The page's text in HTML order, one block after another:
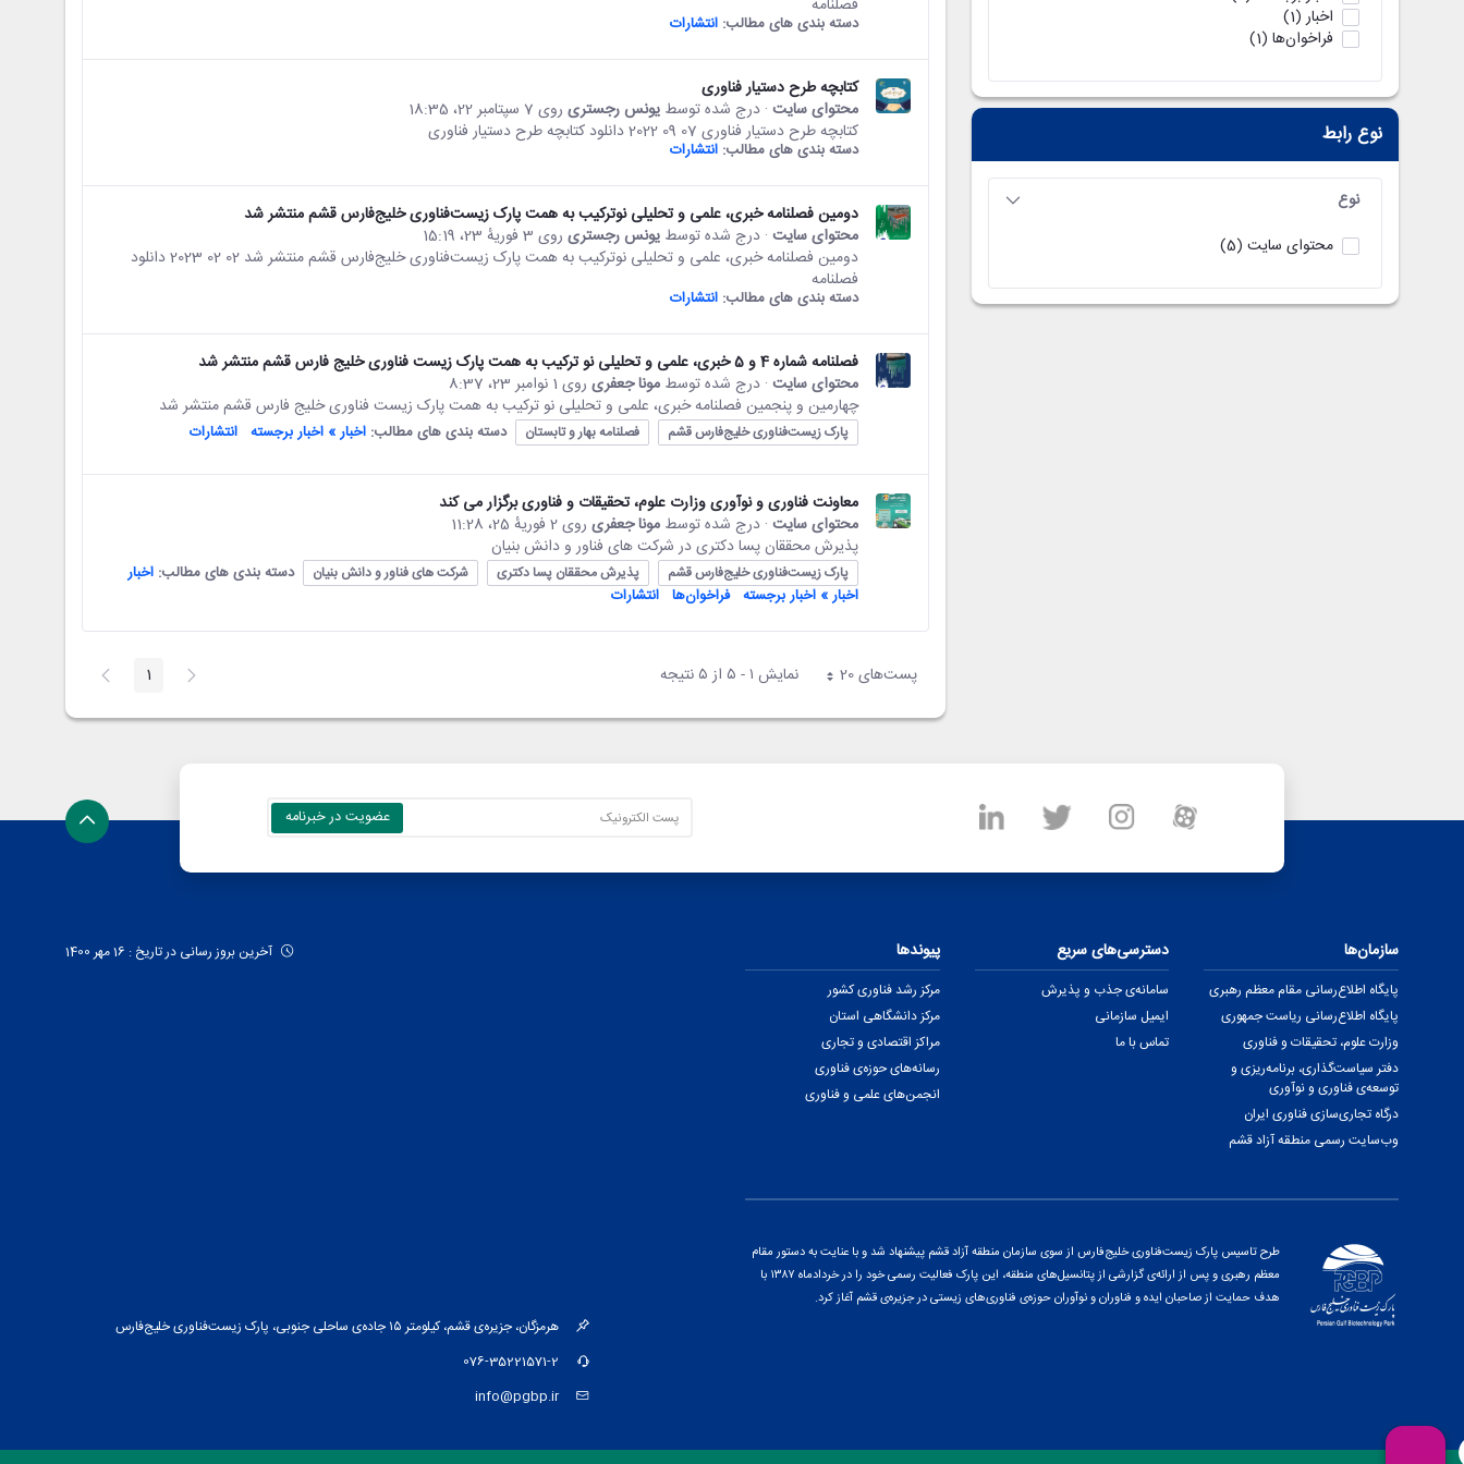
اخبار (1)
فراخوان‌ها (1)
نوع رابط
نوع
محتوای سایت (5)
فصلنامه
دسته بندی های مطالب: انتشارات
کتابچه طرح دستیار فناوری
محتوای سایت · درج شده توسط یونس رجستری روی 7 سپتامبر 22،‏ 18:35
کتابچه طرح دستیار فناوری 07 09 2022 دانلود کتابچه طرح دستیار فناوری
دسته بندی های مطالب: انتشارات
دومین فصلنامه خبری، علمی و تحلیلی نوترکیب به همت پارک زیست‌فناوری خلیج‌فارس قشم منتشر شد
محتوای سایت · درج شده توسط یونس رجستری روی 3 فوریهٔ 23،‏ 15:19
دومین فصلنامه خبری، علمی و تحلیلی نوترکیب به همت پارک زیست‌فناوری خلیج‌فارس قشم منتشر شد 02 02 2023 دانلود
فصلنامه
دسته بندی های مطالب: انتشارات
فصلنامه شماره 4 و 5 خبری، علمی و تحلیلی نو ترکیب به همت پارک زیست فناوری خلیج فارس قشم منتشر شد
محتوای سایت · درج شده توسط مونا جعفری روی 1 نوامبر 23،‏ 8:37
چهارمین و پنجمین فصلنامه خبری، علمی و تحلیلی نو ترکیب به همت پارک زیست فناوری خلیج فارس قشم منتشر شد
پارک زیست‌فناوری خلیج‌فارس قشم فصلنامه بهار و تابستان دسته بندی های مطالب: اخبار » اخبار برجسته انتشارات
معاونت فناوری و نوآوری وزارت علوم، تحقیقات و فناوری برگزار می کند
محتوای سایت · درج شده توسط مونا جعفری روی 2 فوریهٔ 25،‏ 11:28
پذیرش محققان پسا دکتری در شرکت های فناور و دانش بنیان
پارک زیست‌فناوری خلیج‌فارس قشم پذیرش محققان پسا دکتری شرکت های فناور و دانش بنیان دسته بندی های مطالب: اخبار
اخبار » اخبار برجسته فراخوان‌ها انتشارات
پست‌‌های 20هر صفحه نمایش ۱ - ۵ از ۵ نتیجه صفحه1
سازمان‌ها
پایگاه اطلاع‌رسانی مقام معظم رهبری
پایگاه اطلاع‌رسانی ریاست جمهوری
وزارت علوم، تحقیقات و فناوری
دفتر سیاست‌گذاری، برنامه‌ریزی و
توسعه‌ی فناوری و نوآوری
درگاه تجاری‌سازی فناوری ایران
وب‌سایت رسمی منطقه آزاد قشم
دسترسی‌های سریع
سامانه‌ی جذب و پذیرش
ایمیل سازمانی
تماس با ما
پیوندها
مرکز رشد فناوری کشور
مرکز دانشگاهی استان
مراکز اقتصادی و تجاری
رسانه‌های حوزه‌ی فناوری
انجمن‌های علمی و فناوری
طرح تاسیس پارک زیست‌فناوری خلیج‌فارس از سوی سازمان منطقه آزاد قشم پیشنهاد شد و با عنایت به دستور مقام
معظم رهبری و پس از ارائه‌ی گزارشی از پتانسیل‌های منطقه، این پارک فعالیت رسمی خود را در خردادماه ۱۳۸۷ با
هدف حمایت از صاحبان ایده و فناوران و نوآوران حوزه‌ی فناوری‌های زیستی در جزیره‌ی قشم آغاز کرد.
آخرین بروز رسانی در تاریخ : 16 مهر 1400
هرمزگان، جزیره‌ی قشم، کیلومتر ۱۵ جاده‌ی ساحلی جنوبی، پارک زیست‌فناوری خلیج‌فارس
076-35221571-2
info@pgbp.ir